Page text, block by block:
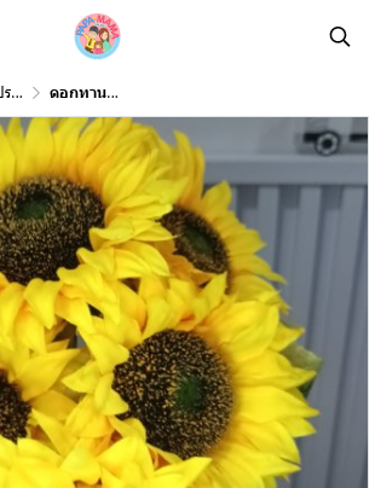
ดอกทานตะวันปลอมดอกใหญ่ Sunflower big flower artificial flower